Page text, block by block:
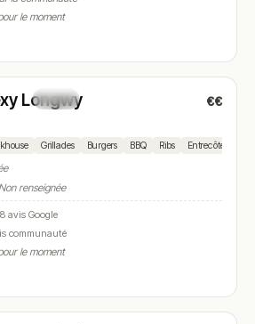
le moment
Longwy €€
Grillades Burgers BBQ Ribs Entrecôte
Non renseignée
avis Google
communauté
le moment